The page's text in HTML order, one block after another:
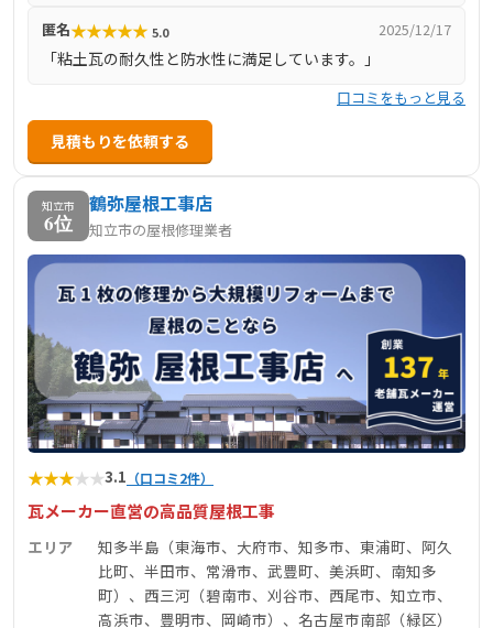
匿名★★★★★ 5.0 2025/12/17
「粘土瓦の耐久性と防水性に満足しています。」
口コミをもっと見る
見積もりを依頼する
知立市
6位
鶴弥屋根工事店
知立市の屋根修理業者
★★★★★3.1 （口コミ2件）
瓦メーカー直営の高品質屋根工事
エリア
知多半島（東海市、大府市、知多市、東浦町、阿久
比町、半田市、常滑市、武豊町、美浜町、南知多
町）、西三河（碧南市、刈谷市、西尾市、知立市、
高浜市、豊明市、岡崎市）、名古屋市南部（緑区）